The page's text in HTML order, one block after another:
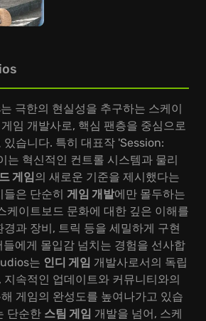
극한의 현실성을 추구하는 스케이
임 개발사로, 핵심 팬층을 중심으로
있습니다. 특히 대표작 'Session:
는 혁신적인 컨트롤 시스템과 물리
게임의 새로운 기준을 제시했다는
들은 단순히 게임 개발에만 몰두하는
케이트보드 문화에 대한 깊은 이해를
과 장비, 트릭 등을 세밀하게 구현
들에게 몰입감 넘치는 경험을 선사합
는 인디 게임 개발사로서의 독립
지속적인 업데이트와 커뮤니티와의
게임의 완성도를 높여나가고 있습
단순한 스팀 게임 개발을 넘어, 스케